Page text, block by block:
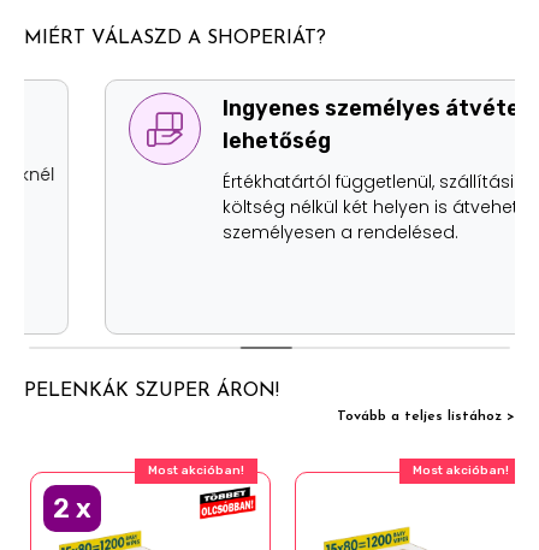
MIÉRT VÁLASZD A SHOPERIÁT?
Ingyenes személyes átvételi
lehetőség
Értékhatártól függetlenül, szállítási
költség nélkül két helyen is átveheted
személyesen a rendelésed.
PELENKÁK SZUPER ÁRON!
Tovább a teljes listához >
Most akcióban!
2 x
Most akcióban!